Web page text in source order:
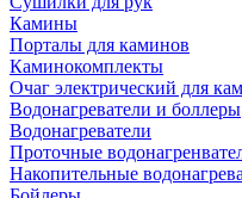
Камины
Порталы для каминов
Каминокомплекты
Очаг электрический для
Водонагреватели и боллеры
Водонагреватели
Проточные
Накопительные